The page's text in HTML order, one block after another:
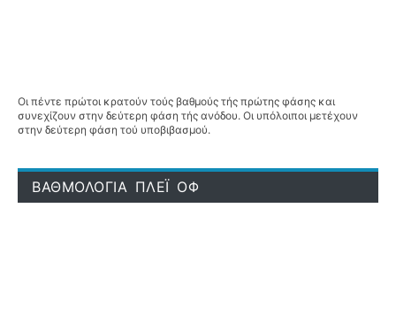
Οι πέντε πρώτοι κρατούν τούς βαθμούς τής πρώτης φάσης και
συνεχίζουν στην δεύτερη φάση τής ανόδου. Οι υπόλοιποι μετέχουν
στην δεύτερη φάση τού υποβιβασμού.
ΒΑΘΜΟΛΟΓΙΑ ΠΛΕΪ ΟΦ